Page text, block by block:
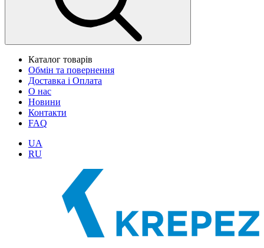
Каталог товарів
Обмін та повернення
Доставка і Оплата
О нас
Новини
Контакти
FAQ
UA
RU